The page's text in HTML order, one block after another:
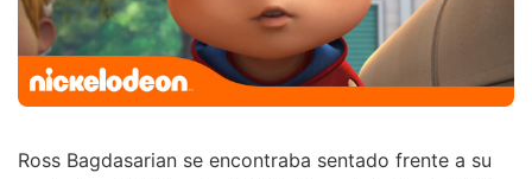
Ross Bagdasarian se encontraba sentado frente a su